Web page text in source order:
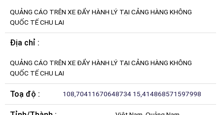
QUẢNG CÁO TRÊN XE ĐẨY HÀNH LÝ TẠI CẢNG HÀNG KHÔNG
QUỐC TẾ CHU LAI
Địa chỉ :
QUẢNG CÁO TRÊN XE ĐẨY HÀNH LÝ TẠI CẢNG HÀNG KHÔNG
QUỐC TẾ CHU LAI
Toạ độ : 108,70411670648734 15,414868571597998